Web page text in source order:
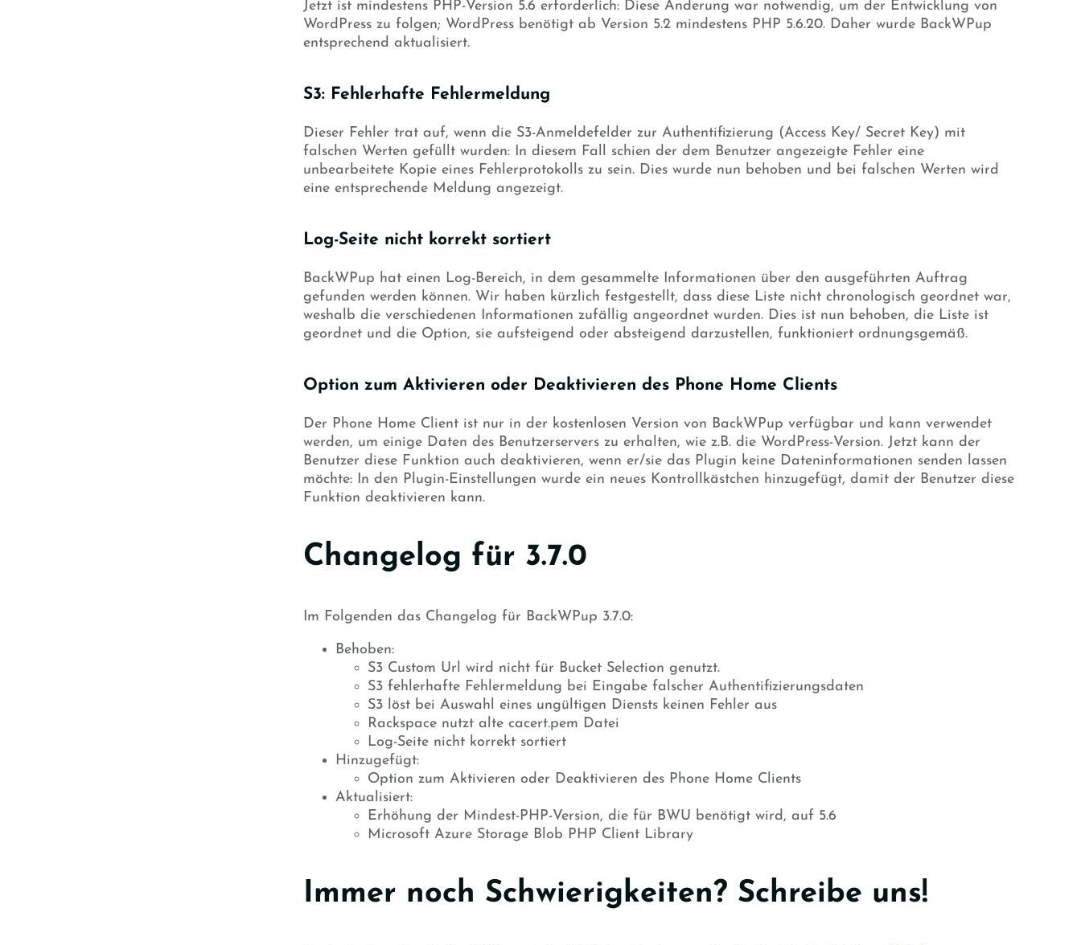
Jetzt ist mindestens PHP-Version 5.6 erforderlich: Diese Änderung war notwendig, um der Entwicklung von
WordPress zu folgen; WordPress benötigt ab Version 5.2 mindestens PHP 5.6.20. Daher wurde BackWPup
entsprechend aktualisiert.
S3: Fehlerhafte Fehlermeldung
Dieser Fehler trat auf, wenn die S3-Anmeldefelder zur Authentifizierung (Access Key/ Secret Key) mit
falschen Werten gefüllt wurden: In diesem Fall schien der dem Benutzer angezeigte Fehler eine
unbearbeitete Kopie eines Fehlerprotokolls zu sein. Dies wurde nun behoben und bei falschen Werten wird
eine entsprechende Meldung angezeigt.
Log-Seite nicht korrekt sortiert
BackWPup hat einen Log-Bereich, in dem gesammelte Informationen über den ausgeführten Auftrag
gefunden werden können. Wir haben kürzlich festgestellt, dass diese Liste nicht chronologisch geordnet war,
weshalb die verschiedenen Informationen zufällig angeordnet wurden. Dies ist nun behoben, die Liste ist
geordnet und die Option, sie aufsteigend oder absteigend darzustellen, funktioniert ordnungsgemäß.
Option zum Aktivieren oder Deaktivieren des Phone Home Clients
Der Phone Home Client ist nur in der kostenlosen Version von BackWPup verfügbar und kann verwendet
werden, um einige Daten des Benutzerservers zu erhalten, wie z.B. die WordPress-Version. Jetzt kann der
Benutzer diese Funktion auch deaktivieren, wenn er/sie das Plugin keine Dateninformationen senden lassen
möchte: In den Plugin-Einstellungen wurde ein neues Kontrollkästchen hinzugefügt, damit der Benutzer diese
Funktion deaktivieren kann.
Changelog für 3.7.0
Im Folgenden das Changelog für BackWPup 3.7.0:
Behoben:
S3 Custom Url wird nicht für Bucket Selection genutzt.
S3 fehlerhafte Fehlermeldung bei Eingabe falscher Authentifizierungsdaten
S3 löst bei Auswahl eines ungültigen Diensts keinen Fehler aus
Rackspace nutzt alte cacert.pem Datei
Log-Seite nicht korrekt sortiert
Hinzugefügt:
Option zum Aktivieren oder Deaktivieren des Phone Home Clients
Aktualisiert:
Erhöhung der Mindest-PHP-Version, die für BWU benötigt wird, auf 5.6
Microsoft Azure Storage Blob PHP Client Library
Immer noch Schwierigkeiten? Schreibe uns!